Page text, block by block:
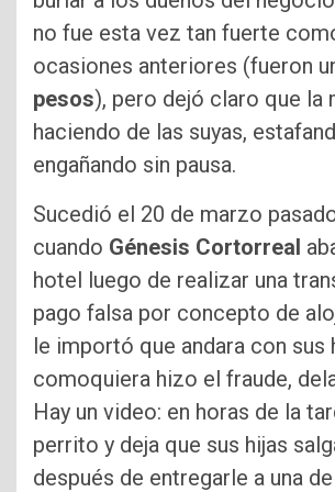
no fue esta vez tan fuerte
ocasiones anteriores (fueron
pesos), pero dejó claro que la
haciendo de las suyas,
engañando sin pausa.
Sucedió el 20 de marzo
cuando Génesis Cortorreal
hotel luego de realizar una
pago falsa por concepto de
le importó que andara con sus
comoquiera hizo el fraude,
Hay un video: en horas de la
perrito y deja que sus hijas
después de entregarle a una